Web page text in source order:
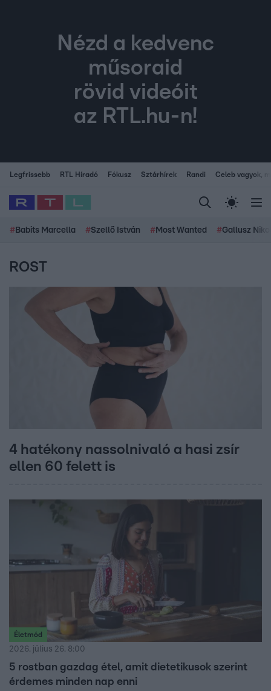
Nézd a kedvenc
műsoraid
rövid videóit
az RTL.hu-n!
Legfrissebb RTL Híradó Fókusz Sztárhírek Randi Celeb vagyok,
# Babits Marcella #Szellő István # Most Wanted #Gallusz
ROST
4 hatékony nassolnivaló a hasi zsír
ellen 60 felett is
Életmód
2026. július 26. 8:00
5 rostban gazdag étel, amit dietetikusok szerint
érdemes minden nap enni